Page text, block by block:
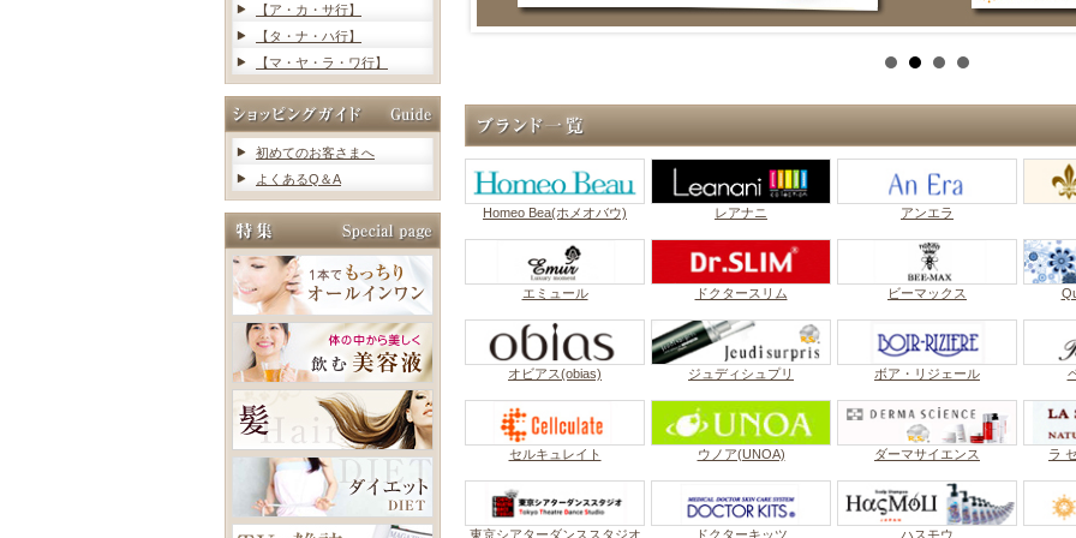
【ア・カ・サ行】
【タ・ナ・ハ行】
【マ・ヤ・ラ・ワ行】
初めてのお客さまへ
よくあるQ＆A
Homeo Bea(ホメオバウ) レアナニ アンエラ
エミュール ドクタースリム ビーマックス
オビアス(obias) ジュディシュプリ ボア・リジェール
セルキュレイト ウノア(UNOA) ダーマサイエンス ラ
東京シアターダンススタジオ ドクターキッツ ハスモウ